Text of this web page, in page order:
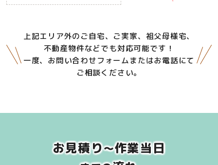
上記エリア外のご自宅、ご実家、祖父母様宅、
不動産物件などでも対応可能です！
一度、お問い合わせフォームまたはお電話にて
ご相談ください。
お見積り～作業当日